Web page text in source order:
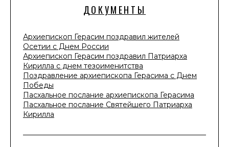
ДОКУМЕНТЫ
Архиепископ Герасим поздравил жителей
Осетии с Днем России
Архиепископ Герасим поздравил Патриарха
Кирилла с днем тезоименитства
Поздравление архиепископа Герасима с Днем
Победы
Пасхальное послание архиепископа Герасима
Пасхальное послание Святейшего Патриарха
Кирилла